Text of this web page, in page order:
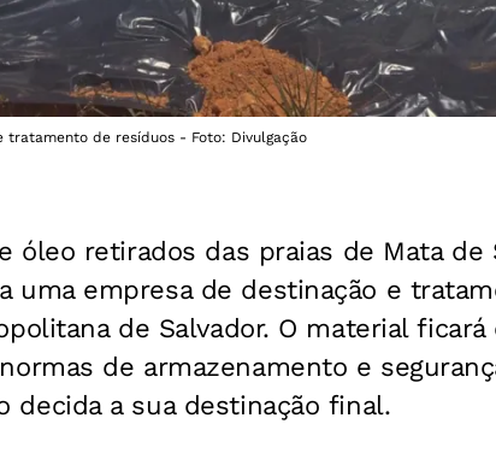
de resíduos - Foto: Divulgação
óleo retirados das praias de Mata de
uma empresa de destinação e
de Salvador. O material
de armazenamento e
decida a sua destinação final.